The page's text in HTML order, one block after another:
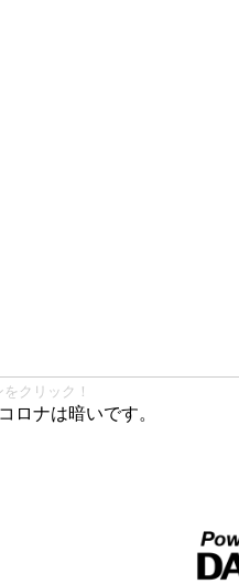
クリック！
ロナは暗いです。